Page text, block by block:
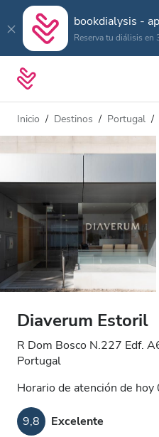
bookdialysis -
Reserva tu diálisis en
Inicio Destinos Portugal
Diaverum Estoril
R Dom Bosco N.227 Edf.
Portugal
Horario de atención de
9,8 Excelente